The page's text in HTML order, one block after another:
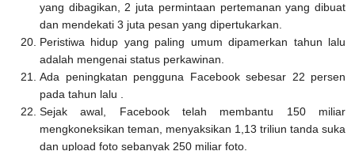
yang dibagikan, 2 juta permintaan pertemanan yang dibuat
dan mendekati 3 juta pesan yang dipertukarkan.
Peristiwa hidup yang paling umum dipamerkan tahun lalu
adalah mengenai status perkawinan.
Ada peningkatan pengguna Facebook sebesar 22 persen
pada tahun lalu .
Sejak awal, Facebook telah membantu 150 miliar
mengkoneksikan teman, menyaksikan 1,13 triliun tanda suka
dan upload foto sebanyak 250 miliar foto.